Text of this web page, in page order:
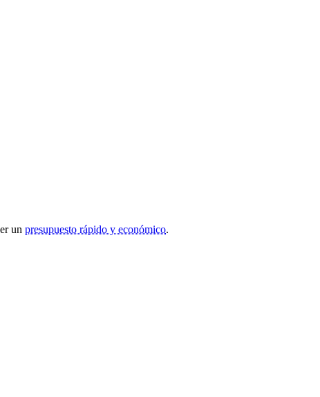
un presupuesto rápido y económico.